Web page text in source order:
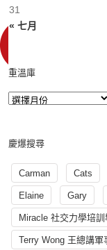
« 七月
31
重溫庫
慶爆搜尋
Carman Cats
Elaine Gary
Miracle 社交力學培訓
Terry Wong 王總講